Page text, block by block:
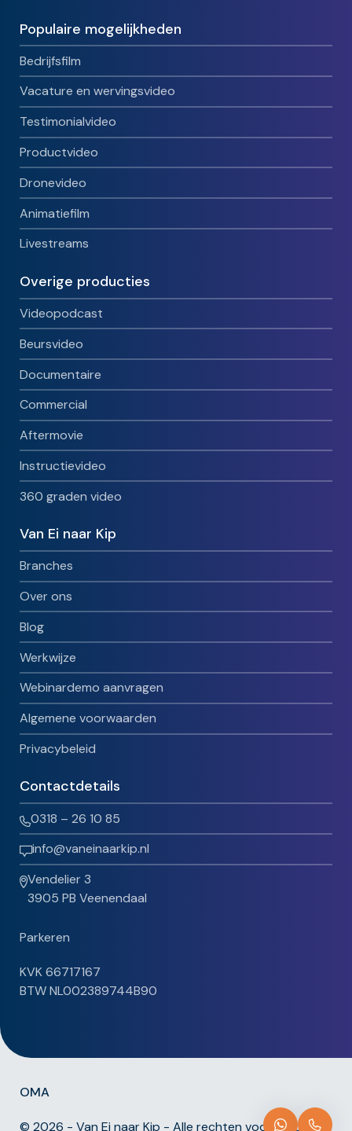
Populaire mogelijkheden
Bedrijfsfilm
Vacature en wervingsvideo
Testimonialvideo
Productvideo
Dronevideo
Animatiefilm
Livestreams
Overige producties
Videopodcast
Beursvideo
Documentaire
Commercial
Aftermovie
Instructievideo
360 graden video
Van Ei naar Kip
Branches
Over ons
Blog
Werkwijze
Webinardemo aanvragen
Algemene voorwaarden
Privacybeleid
Contactdetails
0318 – 26 10 85
info@vaneinaarkip.nl
Vendelier 3
3905 PB Veenendaal
Parkeren
KVK 66717167
BTW NL002389744B90
© 2026 - Van Ei naar Kip - Alle rechten voorbehouden
OMA